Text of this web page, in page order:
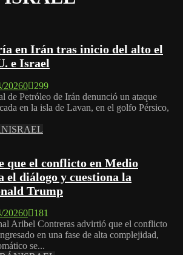
en Irán tras inicio del alto el
e Israel
20260
299
de Petróleo de Irán denunció un ataque
en la isla de Lavan, en el golfo Pérsico,
ISRAEL
que el conflicto en Medio
diálogo y cuestiona la
Trump
20260
181
Aribel Contreras advirtió que el conflicto
en una fase de alta complejidad,
se...